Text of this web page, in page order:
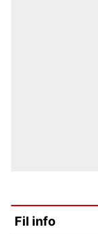
Fil info